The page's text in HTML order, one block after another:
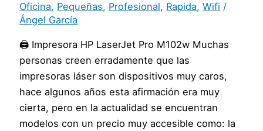
Oficina, Pequeñas, Profesional, Rapida,Wifi /
Ángel García
🖨️ Impresora HP LaserJet Pro M102w Muchas
personas creen erradamente que las
impresoras láser son dispositivos muy caros,
hace algunos años esta afirmación era muy
cierta, pero en la actualidad se encuentran
modelos con un precio muy accesible como: la